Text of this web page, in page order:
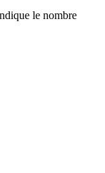
le nombre